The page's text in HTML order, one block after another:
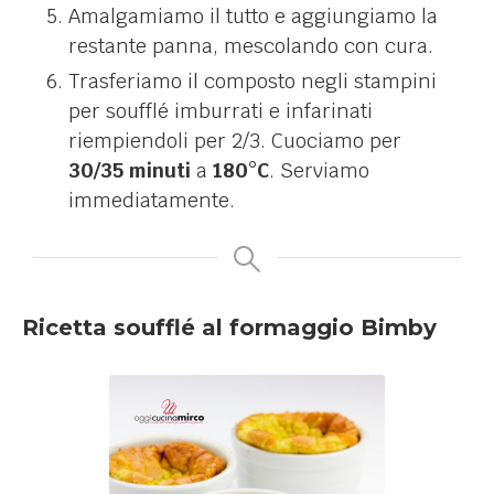
Amalgamiamo il tutto e aggiungiamo la
restante panna, mescolando con cura.
Trasferiamo il composto negli stampini
per soufflé imburrati e infarinati
riempiendoli per 2/3. Cuociamo per
30/35 minuti a 180°C. Serviamo
immediatamente.
Ricetta soufflé al formaggio Bimby